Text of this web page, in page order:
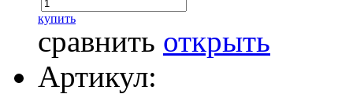
купить
сравнить открыть
Артикул: